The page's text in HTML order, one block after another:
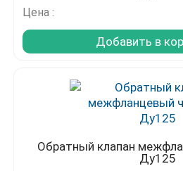
Цена :
Добавить в
Обратный клапан
Ду125